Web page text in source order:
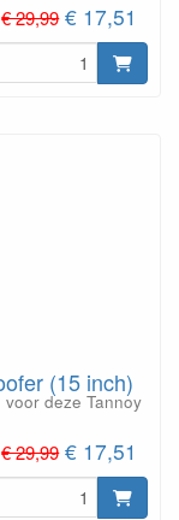
€ 29,99 € 17,51
(15 inch)
deze Tannoy
€ 29,99 € 17,51